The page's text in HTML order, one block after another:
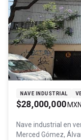
NAVE INDUSTRIAL
$28,000,000 MXN
Nave industrial en
Merced Gómez,